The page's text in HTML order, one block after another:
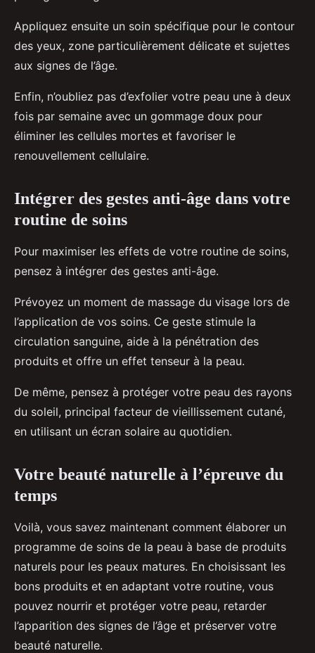
Appliquez ensuite un soin spécifique pour le contour
des yeux, zone particulièrement délicate et sujettes
aux signes de l’âge.
Enfin, n’oubliez pas d’exfolier votre peau une à deux
fois par semaine avec un gommage doux pour
éliminer les cellules mortes et favoriser le
renouvellement cellulaire.
Intégrer des gestes anti-âge dans votre
routine de soins
Pour maximiser les effets de votre routine de soins,
pensez à intégrer des gestes anti-âge.
Prévoyez un moment de massage du visage lors de
l’application de vos soins. Ce geste stimule la
circulation sanguine, aide à la pénétration des
produits et offre un effet tenseur à la peau.
De même, pensez à protéger votre peau des rayons
du soleil, principal facteur de vieillissement cutané,
en utilisant un écran solaire au quotidien.
Votre beauté naturelle à l’épreuve du
temps
Voilà, vous savez maintenant comment élaborer un
programme de soins de la peau à base de produits
naturels pour les peaux matures. En choisissant les
bons produits et en adaptant votre routine, vous
pouvez nourrir et protéger votre peau, retarder
l’apparition des signes de l’âge et préserver votre
beauté naturelle.